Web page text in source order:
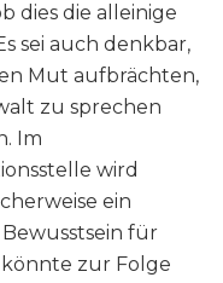
dies die alleinige
sei auch denkbar,
Mut aufbrächten,
zu sprechen
Im
wird
ein
für
könnte zur Folge